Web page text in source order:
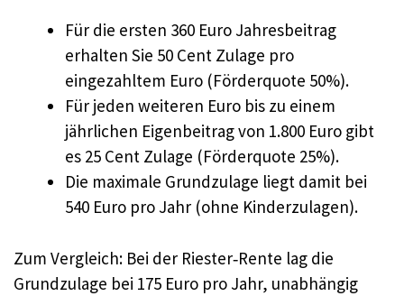
Für die ersten 360 Euro Jahresbeitrag
erhalten Sie 50 Cent Zulage pro
eingezahltem Euro (Förderquote 50%).
Für jeden weiteren Euro bis zu einem
jährlichen Eigenbeitrag von 1.800 Euro gibt
es 25 Cent Zulage (Förderquote 25%).
Die maximale Grundzulage liegt damit bei
540 Euro pro Jahr (ohne Kinderzulagen).
Zum Vergleich: Bei der Riester‑Rente lag die
Grundzulage bei 175 Euro pro Jahr, unabhängig